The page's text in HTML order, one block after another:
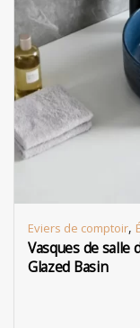
Eviers de comptoir,
Vasques de salle
Glazed Basin